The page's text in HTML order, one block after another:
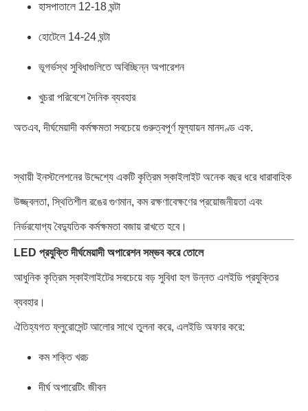
হাসপাতালে 12-18 ঘন্টা
হোটেলে 14-24 ঘন্টা
ভূগর্ভস্থ সুবিধাগুলিতে অবিচ্ছিন্ন অপারেশন
খুচরা পরিবেশে দৈনিক ব্যবহার
অতএব, দীর্ঘমেয়াদী কর্মক্ষমতা সবচেয়ে গুরুত্বপূর্ণ মূল্যায়ন মানদণ্ড এক.
স্থায়ী ইনস্টলেশনের উদ্দেশ্যে একটি কৃত্রিম স্কাইলাইট অনেক বছর ধরে ধারাবাহিক
উজ্জ্বলতা, স্থিতিশীল রঙের গুণমান, কম রক্ষণাবেক্ষণের প্রয়োজনীয়তা এবং
নির্ভরযোগ্য বৈদ্যুতিক কর্মক্ষমতা বজায় রাখতে হবে।
LED প্রযুক্তি দীর্ঘমেয়াদী অপারেশন সম্ভব করে তোলে
আধুনিক কৃত্রিম স্কাইলাইটের সবচেয়ে বড় সুবিধা হল উন্নত এলইডি প্রযুক্তির
ব্যবহার।
ঐতিহ্যগত ফ্লুরোসেন্ট আলোর সাথে তুলনা করে, এলইডি অফার করে:
কম শক্তি খরচ
দীর্ঘ অপারেটিং জীবন